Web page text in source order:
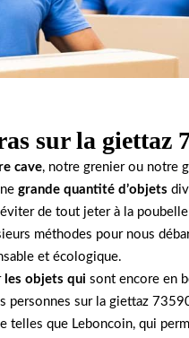
sur la giettaz
cave, notre grenier ou notre
grande quantité d’objets
de tout jeter à la
méthodes pour nous
et écologique.
les objets qui sont encore en
personnes sur la giettaz
telles que Leboncoin, qui